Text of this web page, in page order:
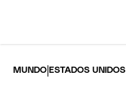
MUNDO |ESTADOS UNIDOS